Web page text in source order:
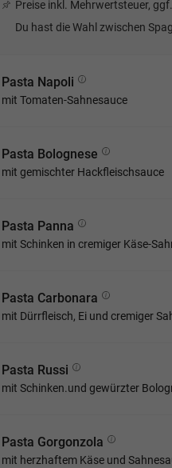
Preise inkl. Mehrwertsteuer,
Du hast die Wahl zwischen
Pasta Napoli
mit Tomaten-Sahnesauce
Pasta Bolognese
mit gemischter Hackfleischsauce
Pasta Panna
mit Schinken in cremiger Käse-
Pasta Carbonara
mit Dürrfleisch, Ei und cremiger
Pasta Russi
mit Schinken.und gewürzter
Pasta Gorgonzola
mit herzhaftem Käse und